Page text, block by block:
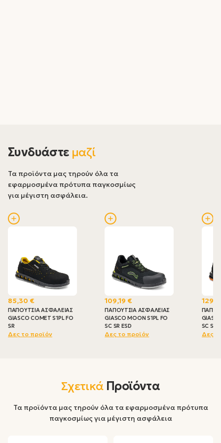
Συνδυάστε μαζί
Τα προϊόντα μας τηρούν όλα τα
εφαρμοσμένα πρότυπα παγκοσμίως
για μέγιστη ασφάλεια.
85,30 €
ΠΑΠΟΥΤΣΙΑ ΑΣΦΑΛΕΙΑΣ
GIASCO COMET S1PL FO
SR
Δες το προϊόν
109,19 €
ΠΑΠΟΥΤΣΙΑ ΑΣΦΑΛΕΙΑΣ
GIASCO MOON S1PL FO
SC SR ESD
Δες το προϊόν
SC SR
Δες
Σχετικά Προϊόντα
Τα προϊόντα μας τηρούν όλα τα εφαρμοσμένα πρότυπα
παγκοσμίως για μέγιστη ασφάλεια